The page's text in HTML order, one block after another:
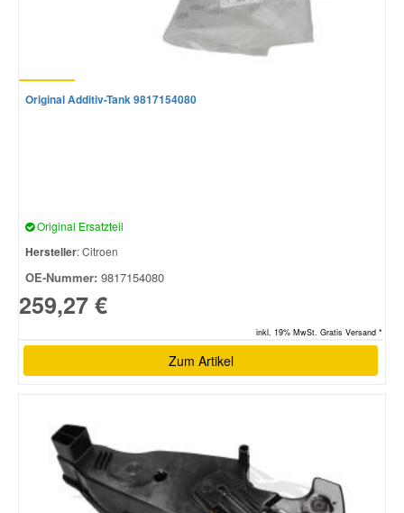
Original Additiv-Tank 9817154080
Original Ersatzteil
Hersteller: Citroen
OE-Nummer: 9817154080
259,27 €
inkl. 19% MwSt. Gratis Versand *
Zum Artikel